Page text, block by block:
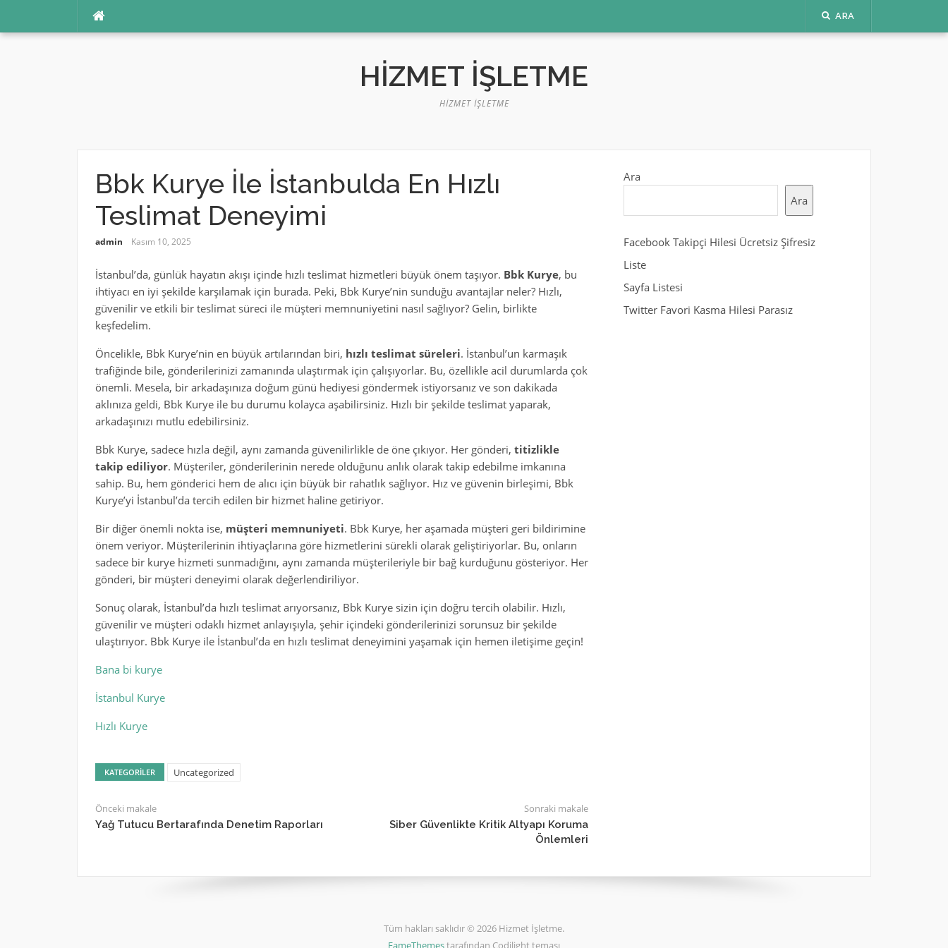
ARA
HIZMET İŞLETME
HIZMET İŞLETME
Bbk Kurye İle İstanbulda En Hızlı
Teslimat Deneyimi
admin Kasım 10, 2025
İstanbul’da, günlük hayatın akışı içinde hızlı teslimat hizmetleri büyük önem taşıyor. Bbk Kurye, bu
ihtiyacı en iyi şekilde karşılamak için burada. Peki, Bbk Kurye’nin sunduğu avantajlar neler? Hızlı,
güvenilir ve etkili bir teslimat süreci ile müşteri memnuniyetini nasıl sağlıyor? Gelin, birlikte
keşfedelim.
Öncelikle, Bbk Kurye’nin en büyük artılarından biri, hızlı teslimat süreleri. İstanbul’un karmaşık
trafiğinde bile, gönderilerinizi zamanında ulaştırmak için çalışıyorlar. Bu, özellikle acil durumlarda çok
önemli. Mesela, bir arkadaşınıza doğum günü hediyesi göndermek istiyorsanız ve son dakikada
aklınıza geldi, Bbk Kurye ile bu durumu kolayca aşabilirsiniz. Hızlı bir şekilde teslimat yaparak,
arkadaşınızı mutlu edebilirsiniz.
Bbk Kurye, sadece hızla değil, aynı zamanda güvenilirlikle de öne çıkıyor. Her gönderi, titizlikle
takip ediliyor. Müşteriler, gönderilerinin nerede olduğunu anlık olarak takip edebilme imkanına
sahip. Bu, hem gönderici hem de alıcı için büyük bir rahatlık sağlıyor. Hız ve güvenin birleşimi, Bbk
Kurye’yi İstanbul’da tercih edilen bir hizmet haline getiriyor.
Bir diğer önemli nokta ise, müşteri memnuniyeti. Bbk Kurye, her aşamada müşteri geri bildirimine
önem veriyor. Müşterilerinin ihtiyaçlarına göre hizmetlerini sürekli olarak geliştiriyorlar. Bu, onların
sadece bir kurye hizmeti sunmadığını, aynı zamanda müşterileriyle bir bağ kurduğunu gösteriyor. Her
gönderi, bir müşteri deneyimi olarak değerlendiriliyor.
Sonuç olarak, İstanbul’da hızlı teslimat arıyorsanız, Bbk Kurye sizin için doğru tercih olabilir. Hızlı,
güvenilir ve müşteri odaklı hizmet anlayışıyla, şehir içindeki gönderilerinizi sorunsuz bir şekilde
ulaştırıyor. Bbk Kurye ile İstanbul’da en hızlı teslimat deneyimini yaşamak için hemen iletişime geçin!
Bana bi kurye
İstanbul Kurye
Hızlı Kurye
KATEGORILER Uncategorized
Önceki makale
Yağ Tutucu Bertarafında Denetim Raporları
Sonraki makale
Siber Güvenlikte Kritik Altyapı Koruma
Önlemleri
Ara
Ara
Facebook Takipçi Hilesi Ücretsiz Şifresiz
Liste
Sayfa Listesi
Twitter Favori Kasma Hilesi Parasız
Tüm hakları saklıdır © 2026 Hizmet İşletme.
FameThemestarafından Codilight teması